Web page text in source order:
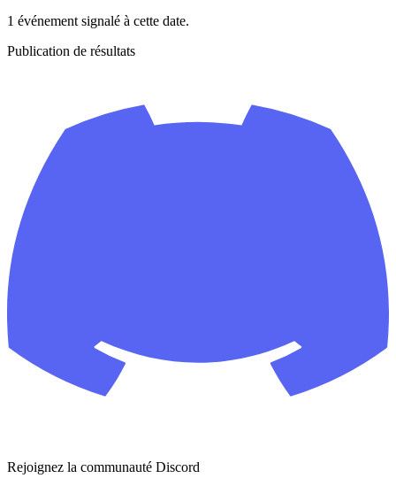
1 événement signalé à cette date.
Publication de résultats
Rejoignez la communauté Discord